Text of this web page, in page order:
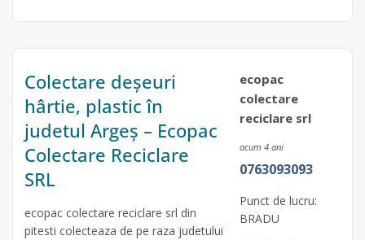
Colectare deșeuri
hârtie, plastic în
judetul Argeș – Ecopac
Colectare Reciclare
SRL
ecopac colectare reciclare srl din
pitesti colecteaza de pe raza judetului
ecopac
colectare
reciclare srl
acum 4 ani
0763093093
Punct de lucru:
BRADU